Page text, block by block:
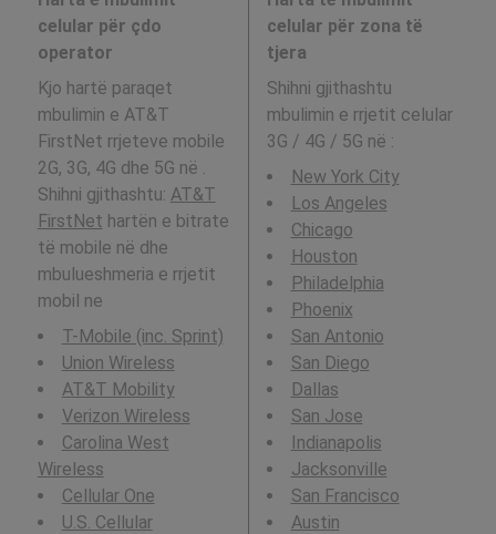
celular për çdo
operator
Kjo hartë paraqet
mbulimin e AT&T
FirstNet rrjeteve mobile
2G, 3G, 4G dhe 5G në .
Shihni gjithashtu: AT&T
FirstNet hartën e bitrate
të mobile në dhe
mbulueshmeria e rrjetit
mobil ne
T-Mobile (inc. Sprint)
Union Wireless
AT&T Mobility
Verizon Wireless
Carolina West
Wireless
Cellular One
U.S. Cellular
celular për zona të
tjera
Shihni gjithashtu
mbulimin e rrjetit celular
3G / 4G / 5G në :
New York City
Los Angeles
Chicago
Houston
Philadelphia
Phoenix
San Antonio
San Diego
Dallas
San Jose
Indianapolis
Jacksonville
San Francisco
Austin